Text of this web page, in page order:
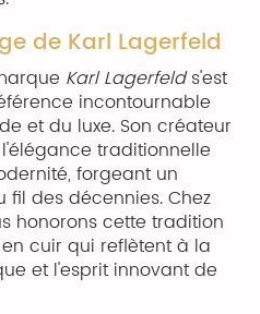
de Karl Lagerfeld
Karl Lagerfelds'est
incontournable
et du luxe. Son créateur
traditionnelle
forgeant un
des décennies. Chez
honorons cette tradition
cuir qui reflètent à la
et l'esprit innovant de